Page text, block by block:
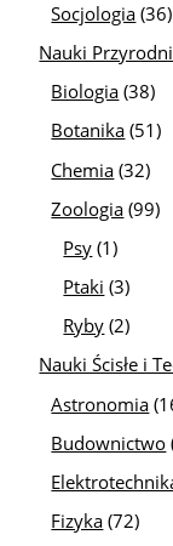
Socjologia (36)
Nauki
Biologia (38)
Botanika (51)
Chemia (32)
Zoologia (99)
Psy (1)
Ptaki (3)
Ryby (2)
Nauki Ścisłe i
Astronomia
Budownictwo
Fizyka (72)